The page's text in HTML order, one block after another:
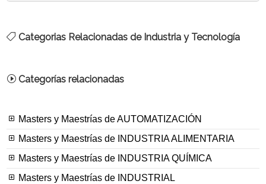
Categorias Relacionadas de Industria y Tecnología
Categorías relacionadas
Masters y Maestrías de AUTOMATIZACIÓN
Masters y Maestrías de INDUSTRIA ALIMENTARIA
Masters y Maestrías de INDUSTRIA QUÍMICA
Masters y Maestrías de INDUSTRIAL